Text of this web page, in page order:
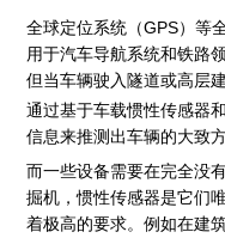
全球定位系统（GPS）等
用于汽车导航系统和铁路
但当车辆驶入隧道或高层
通过基于车载惯性传感器
信息来推测出车辆的大致方
而一些设备需要在完全没
掘机，惯性传感器是它们
着极高的要求。例如在建